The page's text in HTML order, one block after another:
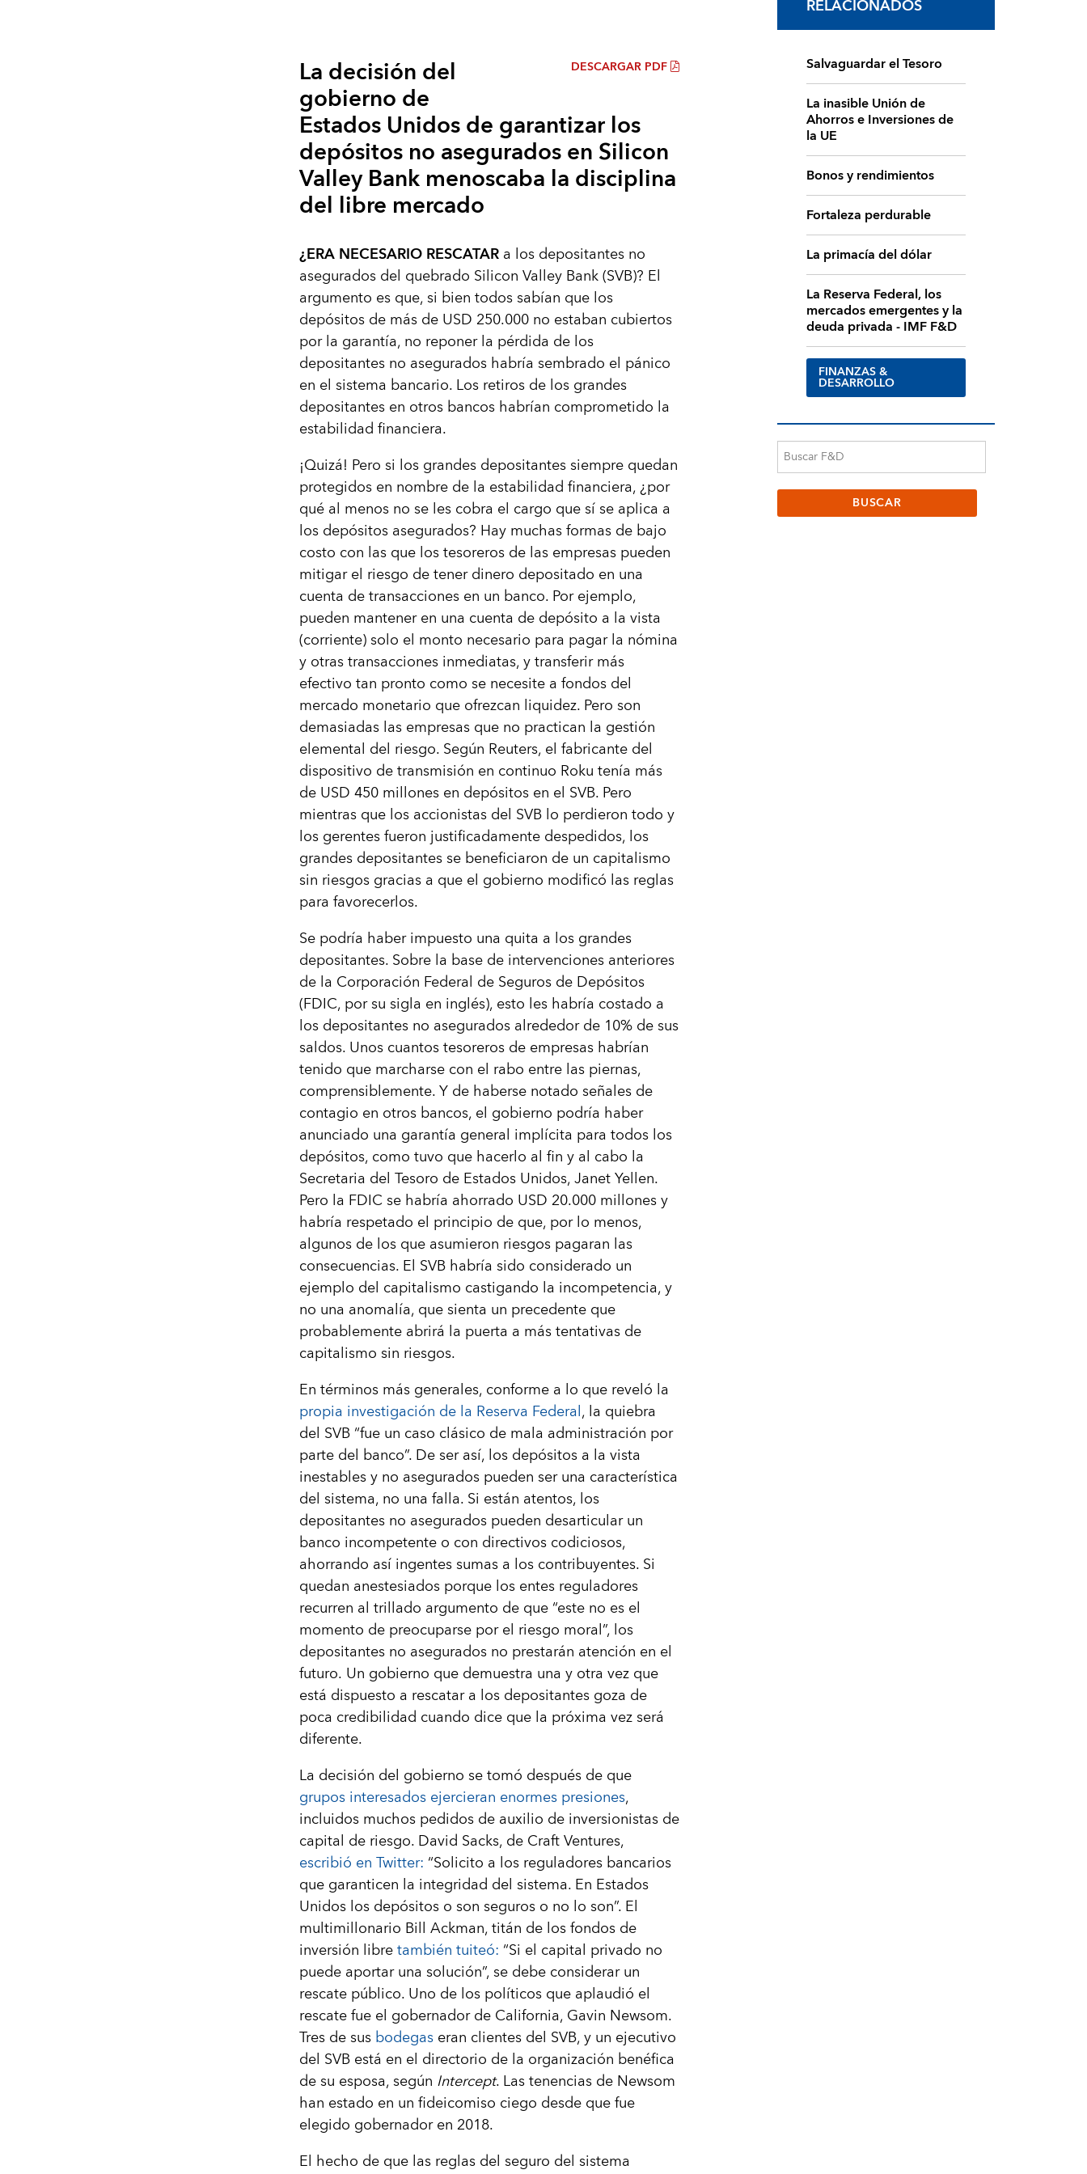
DESCARGAR PDF
La decisión del
gobierno de
Estados Unidos de garantizar los
depósitos no asegurados en Silicon
Valley Bank menoscaba la disciplina
del libre mercado
¿ERA NECESARIO RESCATARa los depositantes no
asegurados del quebrado Silicon Valley Bank (SVB)? El
argumento es que, si bien todos sabían que los
depósitos de más de USD 250.000 no estaban cubiertos
por la garantía, no reponer la pérdida de los
depositantes no asegurados habría sembrado el pánico
en el sistema bancario. Los retiros de los grandes
depositantes en otros bancos habrían comprometido la
estabilidad financiera.
¡Quizá! Pero si los grandes depositantes siempre quedan
protegidos en nombre de la estabilidad financiera, ¿por
qué al menos no se les cobra el cargo que sí se aplica a
los depósitos asegurados? Hay muchas formas de bajo
costo con las que los tesoreros de las empresas pueden
mitigar el riesgo de tener dinero depositado en una
cuenta de transacciones en un banco. Por ejemplo,
pueden mantener en una cuenta de depósito a la vista
(corriente) solo el monto necesario para pagar la nómina
y otras transacciones inmediatas, y transferir más
efectivo tan pronto como se necesite a fondos del
mercado monetario que ofrezcan liquidez. Pero son
demasiadas las empresas que no practican la gestión
elemental del riesgo. Según Reuters, el fabricante del
dispositivo de transmisión en continuo Roku tenía más
de USD 450 millones en depósitos en el SVB. Pero
mientras que los accionistas del SVB lo perdieron todo y
los gerentes fueron justificadamente despedidos, los
grandes depositantes se beneficiaron de un capitalismo
sin riesgos gracias a que el gobierno modificó las reglas
para favorecerlos.
Se podría haber impuesto una quita a los grandes
depositantes. Sobre la base de intervenciones anteriores
de la Corporación Federal de Seguros de Depósitos
(FDIC, por su sigla en inglés), esto les habría costado a
los depositantes no asegurados alrededor de 10% de sus
saldos. Unos cuantos tesoreros de empresas habrían
tenido que marcharse con el rabo entre las piernas,
comprensiblemente. Y de haberse notado señales de
contagio en otros bancos, el gobierno podría haber
anunciado una garantía general implícita para todos los
depósitos, como tuvo que hacerlo al fin y al cabo la
Secretaria del Tesoro de Estados Unidos, Janet Yellen.
Pero la FDIC se habría ahorrado USD 20.000 millones y
habría respetado el principio de que, por lo menos,
algunos de los que asumieron riesgos pagaran las
consecuencias. El SVB habría sido considerado un
ejemplo del capitalismo castigando la incompetencia, y
no una anomalía, que sienta un precedente que
probablemente abrirá la puerta a más tentativas de
capitalismo sin riesgos.
En términos más generales, conforme a lo que reveló la
propia investigación de la Reserva Federal, la quiebra
del SVB “fue un caso clásico de mala administración por
parte del banco”. De ser así, los depósitos a la vista
inestables y no asegurados pueden ser una característica
del sistema, no una falla. Si están atentos, los
depositantes no asegurados pueden desarticular un
banco incompetente o con directivos codiciosos,
ahorrando así ingentes sumas a los contribuyentes. Si
quedan anestesiados porque los entes reguladores
recurren al trillado argumento de que “este no es el
momento de preocuparse por el riesgo moral”, los
depositantes no asegurados no prestarán atención en el
futuro. Un gobierno que demuestra una y otra vez que
está dispuesto a rescatar a los depositantes goza de
poca credibilidad cuando dice que la próxima vez será
diferente.
La decisión del gobierno se tomó después de que
grupos interesados ejercieran enormes presiones,
incluidos muchos pedidos de auxilio de inversionistas de
capital de riesgo. David Sacks, de Craft Ventures,
escribió en Twitter: “Solicito a los reguladores bancarios
que garanticen la integridad del sistema. En Estados
Unidos los depósitos o son seguros o no lo son”. El
multimillonario Bill Ackman, titán de los fondos de
inversión libretambién tuiteó: “Si el capital privado no
puede aportar una solución”, se debe considerar un
rescate público. Uno de los políticos que aplaudió el
rescate fue el gobernador de California, Gavin Newsom.
Tres de susbodegaseran clientes del SVB, y un ejecutivo
del SVB está en el directorio de la organización benéfica
de su esposa, según Intercept. Las tenencias de Newsom
han estado en un fideicomiso ciego desde que fue
elegido gobernador en 2018.
El hecho de que las reglas del seguro del sistema
RELACIONADOS
Salvaguardar el Tesoro
La inasible Unión de
Ahorros e Inversiones de
la UE
Bonos y rendimientos
Fortaleza perdurable
La primacía del dólar
La Reserva Federal, los
mercados emergentes y la
deuda privada - IMF F&D
FINANZAS &
DESARROLLO